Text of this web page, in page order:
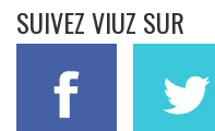
SUIVEZ VIUZ SUR